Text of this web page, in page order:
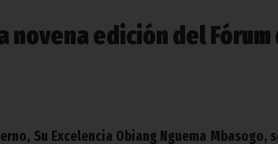
novena edición del Fórum
Su Excelencia Obiang Nguema Mbasogo,